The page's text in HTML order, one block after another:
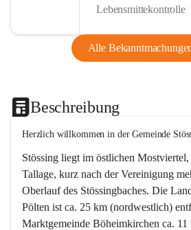
Lebensmittekontrolle
Alle
Beschreibung
Herzlich willkommen in der Gemeinde
Stössing liegt im östlichen Mostviertel,
Tallage, kurz nach der Vereinigung
Oberlauf des Stössingbaches. Die
Pölten ist ca. 25 km (nordwestlich)
Marktgemeinde Böheimkirchen ca.